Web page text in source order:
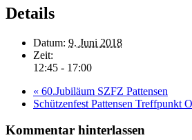
Details
Datum: 9. Juni 2018
Zeit:
12:45 - 17:00
« 60.Jubiläum SZFZ Pattensen
Schützenfest Pattensen Treffpunkt
Kommentar hinterlassen